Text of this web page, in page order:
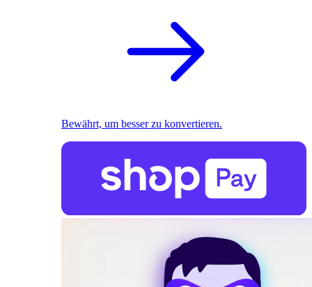
Bewährt, um besser zu konvertieren.